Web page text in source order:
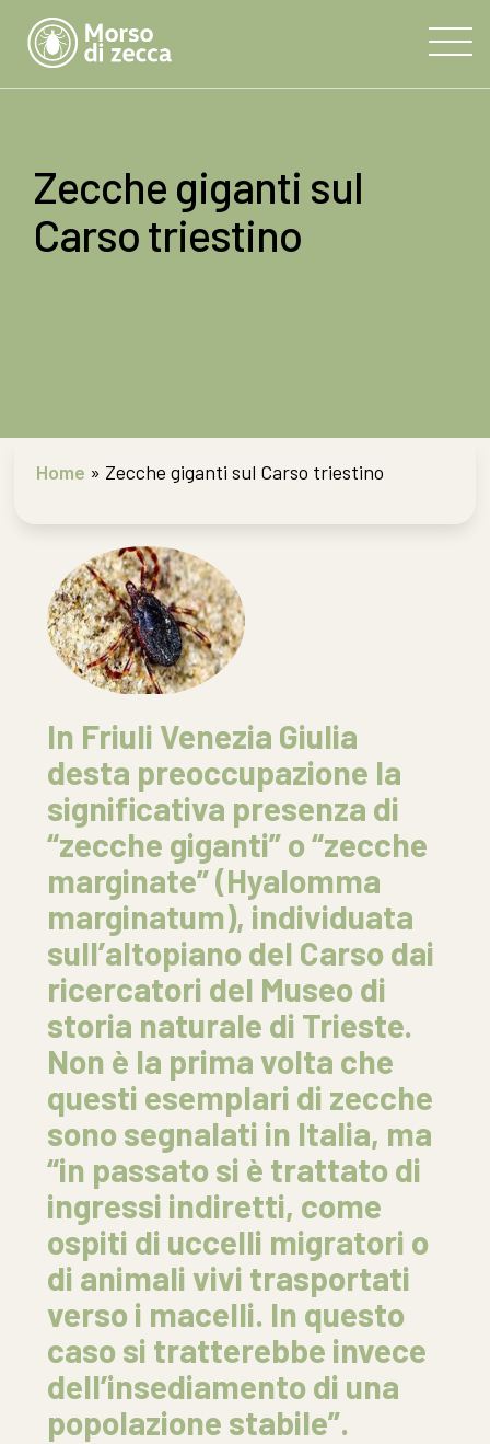
Zecche giganti sul
Carso triestino
Home » Zecche giganti sul Carso triestino
In Friuli Venezia Giulia
desta preoccupazione la
significativa presenza di
“zecche giganti” o “zecche
marginate” (Hyalomma
marginatum), individuata
sull’altopiano del Carso dai
ricercatori del Museo di
storia naturale di Trieste.
Non è la prima volta che
questi esemplari di zecche
sono segnalati in Italia, ma
“in passato si è trattato di
ingressi indiretti, come
ospiti di uccelli migratori o
di animali vivi trasportati
verso i macelli. In questo
caso si tratterebbe invece
dell’insediamento di una
popolazione stabile”.